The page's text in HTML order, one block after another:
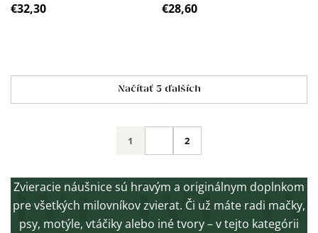
€32,30 €28,60
Ovládacie
prvky
Načítať 5 ďalších
Stránkovanie
1 2
Zvieracie náušnice sú hravým a originálnym doplnkom
pre všetkých milovníkov zvierat. Či už máte radi mačky,
psy, motýle, vtáčiky alebo iné tvory – v tejto kategórii